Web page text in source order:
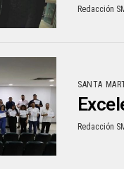
Redacción
SANTA
Redacción